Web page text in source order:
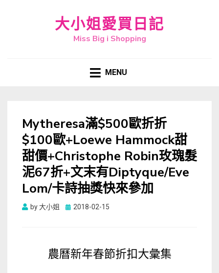
大小姐愛買日記
Miss Big i Shopping
MENU
Mytheresa滿$500歐折折
$100歐+Loewe Hammock甜
甜價+Christophe Robin玫瑰髮
泥67折+文末有Diptyque/Eve
Lom/卡詩抽獎快來參加
by大小姐
Posted
2018-02-15
農曆新年春節折扣大彙集